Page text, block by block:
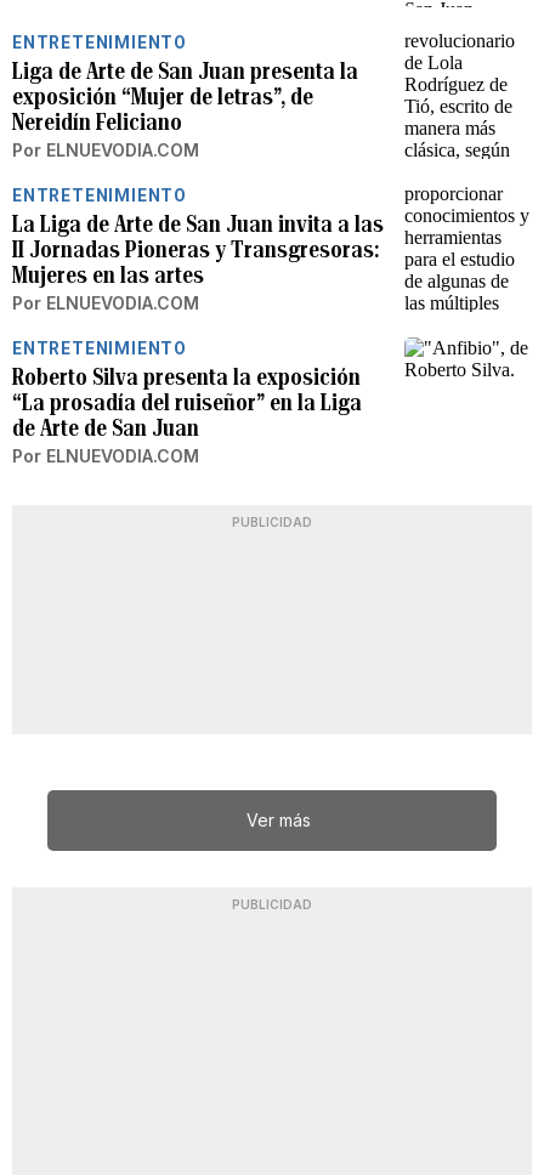
ENTRETENIMIENTO
Liga de Arte de San Juan presenta la
exposición “Mujer de letras”, de
Nereidín Feliciano
Por ELNUEVODIA.COM
ENTRETENIMIENTO
La Liga de Arte de San Juan invita a las
II Jornadas Pioneras y Transgresoras:
Mujeres en las artes
Por ELNUEVODIA.COM
ENTRETENIMIENTO
Roberto Silva presenta la exposición
“La prosadía del ruiseñor” en la Liga
de Arte de San Juan
Por ELNUEVODIA.COM
PUBLICIDAD
Ver más
PUBLICIDAD